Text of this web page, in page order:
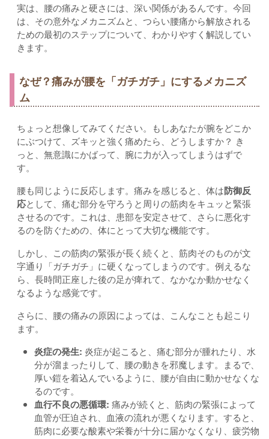
実は、腰の痛みと硬さには、深い関係があるんです。今回
は、その意外なメカニズムと、つらい腰痛から解放される
ための最初のステップについて、わかりやすく解説してい
きます。
なぜ？痛みが腰を「ガチガチ」にするメカニズ
ム
ちょっと想像してみてください。もしあなたが腕をどこか
にぶつけて、ズキッと強く痛めたら、どうしますか？ き
っと、無意識にかばって、腕に力が入ってしまうはずで
す。
腰も同じように反応します。痛みを感じると、体は防御反
応として、痛む部分を守ろうと周りの筋肉をキュッと緊張
させるのです。これは、患部を安定させて、さらに悪化す
るのを防ぐための、体にとって大切な機能です。
しかし、この筋肉の緊張が長く続くと、筋肉そのものが文
字通り「ガチガチ」に硬くなってしまうのです。例えるな
ら、長時間正座した後の足が痺れて、なかなか動かせなく
なるような感覚です。
さらに、腰の痛みの原因によっては、こんなことも起こり
ます。
炎症の発生: 炎症が起こると、痛む部分が腫れたり、水
分が溜まったりして、腰の動きを邪魔します。まるで、
厚い鎧を着込んでいるように、腰が自由に動かせなくな
るのです。
血行不良の悪循環: 痛みが続くと、筋肉の緊張によって
血管が圧迫され、血液の流れが悪くなります。すると、
筋肉に必要な酸素や栄養が十分に届かなくなり、疲労物